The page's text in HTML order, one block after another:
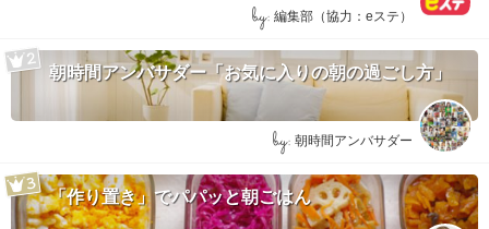
by: 編集部（協力：eステ）
朝時間アンバサダー「お気に入りの朝の過ごし方」
by: 朝時間アンバサダー
「作り置き」でパパッと朝ごはん